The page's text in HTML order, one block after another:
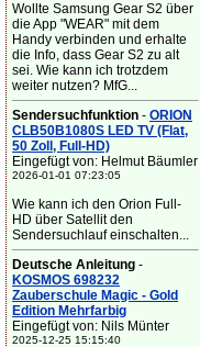
Wollte Samsung Gear S2 über
die App "WEAR" mit dem
Handy verbinden und erhalte
die Info, dass Gear S2 zu alt
sei. Wie kann ich trotzdem
weiter nutzen? MfG...
Sendersuchfunktion - ORION
CLB50B1080S LED TV (Flat,
50 Zoll, Full-HD)
Eingefügt von: Helmut Bäumler
2026-01-01 07:23:05
Wie kann ich den Orion Full-
HD über Satellit den
Sendersuchlauf einschalten...
Deutsche Anleitung -
KOSMOS 698232
Zauberschule Magic - Gold
Edition Mehrfarbig
Eingefügt von: Nils Münter
2025-12-25 15:15:40